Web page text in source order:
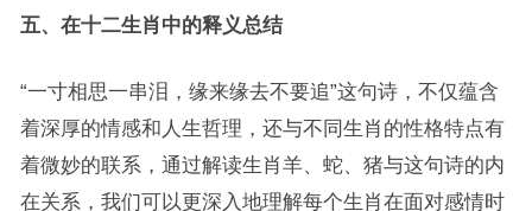
五、在十二生肖中的释义总结
“一寸相思一串泪，缘来缘去不要追”这句诗，不仅蕴含
着深厚的情感和人生哲理，还与不同生肖的性格特点有
着微妙的联系，通过解读生肖羊、蛇、猪与这句诗的内
在关系，我们可以更深入地理解每个生肖在面对感情时